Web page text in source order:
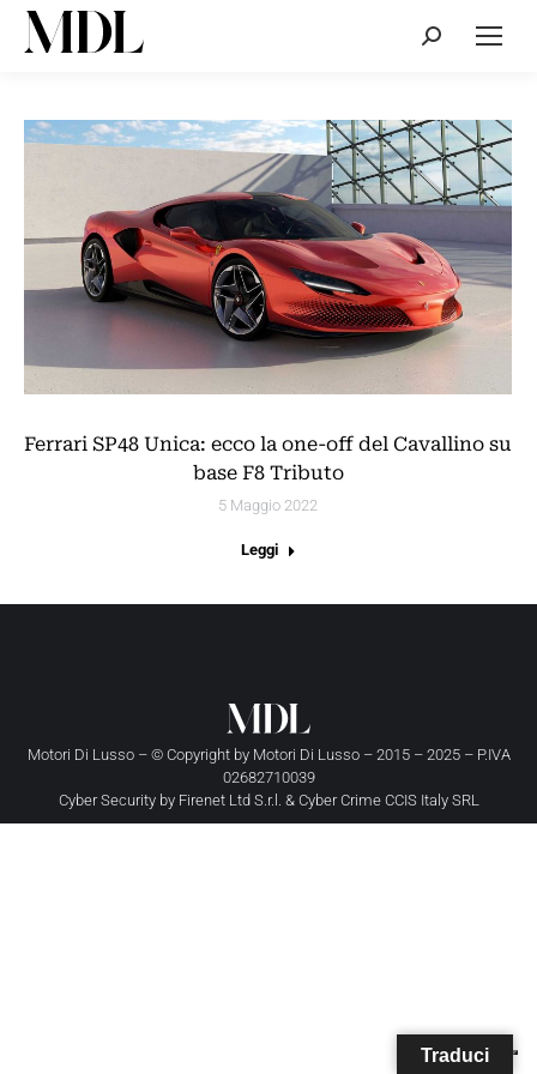
Cerca:
Ferrari SP48 Unica: ecco la one-off del Cavallino su
base F8 Tributo
5 Maggio 2022
Leggi
Motori Di Lusso – © Copyright by Motori Di Lusso– 2015 – 2025 – P.IVA
02682710039
Cyber Security by Firenet Ltd S.r.l. & Cyber Crime CCIS Italy SRL
Traduci